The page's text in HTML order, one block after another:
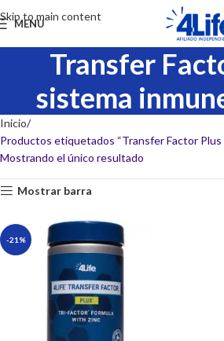
Skip to main content
MENU
Transfer
sistema
Inicio
Productos etiquetados “Transfer Factor Plus
Mostrando el único resultado
Mostrar barra
-21%